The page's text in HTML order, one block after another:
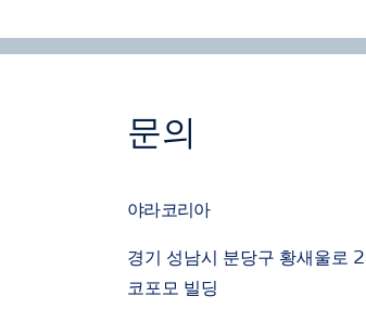
문의
야라코리아
경기 성남시 분당구 황새울로
코포모 빌딩